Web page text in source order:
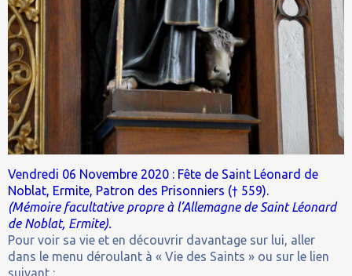
Vendredi 06 Novembre 2020 : Fête de Saint Léonard de
Noblat, Ermite, Patron des Prisonniers († 559).
(Mémoire facultative propre à l’Allemagne de Saint Léonard
de Noblat, Ermite).
Pour voir sa vie et en découvrir davantage sur lui, aller
dans le menu déroulant à « Vie des Saints » ou sur le lien
suivant :